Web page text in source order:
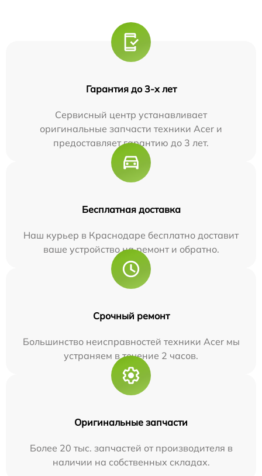
Гарантия до 3-х лет
Сервисный центр устанавливает
оригинальные запчасти техники Acer и
предоставляет гарантию до 3 лет.
Бесплатная доставка
Наш курьер в Краснодаре бесплатно доставит
ваше устройство на ремонт и обратно.
Срочный ремонт
Большинство неисправностей техники Acer мы
устраняем в течение 2 часов.
Оригинальные запчасти
Более 20 тыс. запчастей от производителя в
наличии на собственных складах.